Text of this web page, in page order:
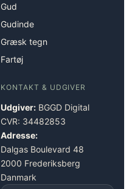
Gud
Gudinde
Græsk tegn
Fartøj
KONTAKT & UDGIVER
Udgiver: BGGD Digital
CVR: 34482853
Adresse:
Dalgas Boulevard 48
2000 Frederiksberg
Danmark